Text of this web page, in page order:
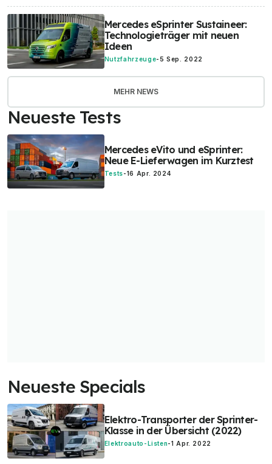
Mercedes eSprinter Sustaineer:
Technologieträger mit neuen
Ideen
Nutzfahrzeuge-5 Sep. 2022
MEHR NEWS
Neueste Tests
Mercedes eVito und eSprinter:
Neue E-Lieferwagen im Kurztest
Tests-16 Apr. 2024
Neueste Specials
Elektro-Transporter der Sprinter-
Klasse in der Übersicht (2022)
Elektroauto-Listen-1 Apr. 2022